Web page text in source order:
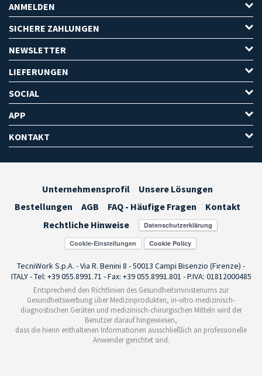
ANMELDEN
SICHERE ZAHLUNGEN
NEWSLETTER
LIEFERUNGEN
SOCIAL
APP
KONTAKT
Unternehmensprofil
Unsere Lösungen
Bestellungen
AGB FAQ - Häufige Fragen
Kontakt
Rechtliche Hinweise
Cookie-Einstellungen
TecniWork S.p.A. - Via R. Benini 8 - 50013 Campi Bisenzio (Firenze) -
ITALY - Tel: +39 055.8991.71 - Fax: +39 055.8991.801 - P.IVA: 01812000485
Entsprechend den Richtlinien des Gesundheitsministeriums zur
Gesundheitswerbung über Medizinprodukten, in-vitro medizinisch-
diagnostischen Geräten und medizinisch-chirurgischen Mitteln wird der
Benutzer darauf hingewiesen,
dass die hierin enthaltenen Informationen ausschließlich an professionelle
Anwender gerichtet sind.